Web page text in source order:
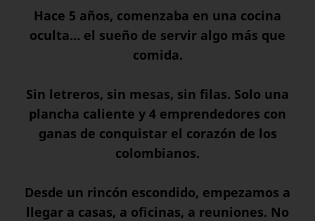
Hace 5 años, comenzaba en una cocina
oculta… el sueño de servir algo más que
comida.
Sin letreros, sin mesas, sin filas. Solo una
plancha caliente y 4 emprendedores con
ganas de conquistar el corazón de los
colombianos.
Desde un rincón escondido, empezamos a
llegar a casas, a oficinas, a reuniones. No